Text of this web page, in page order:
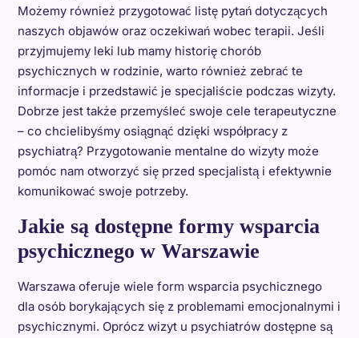
Możemy również przygotować listę pytań dotyczących
naszych objawów oraz oczekiwań wobec terapii. Jeśli
przyjmujemy leki lub mamy historię chorób
psychicznych w rodzinie, warto również zebrać te
informacje i przedstawić je specjaliście podczas wizyty.
Dobrze jest także przemyśleć swoje cele terapeutyczne
– co chcielibyśmy osiągnąć dzięki współpracy z
psychiatrą? Przygotowanie mentalne do wizyty może
pomóc nam otworzyć się przed specjalistą i efektywnie
komunikować swoje potrzeby.
Jakie są dostępne formy wsparcia
psychicznego w Warszawie
Warszawa oferuje wiele form wsparcia psychicznego
dla osób borykających się z problemami emocjonalnymi i
psychicznymi. Oprócz wizyt u psychiatrów dostępne są